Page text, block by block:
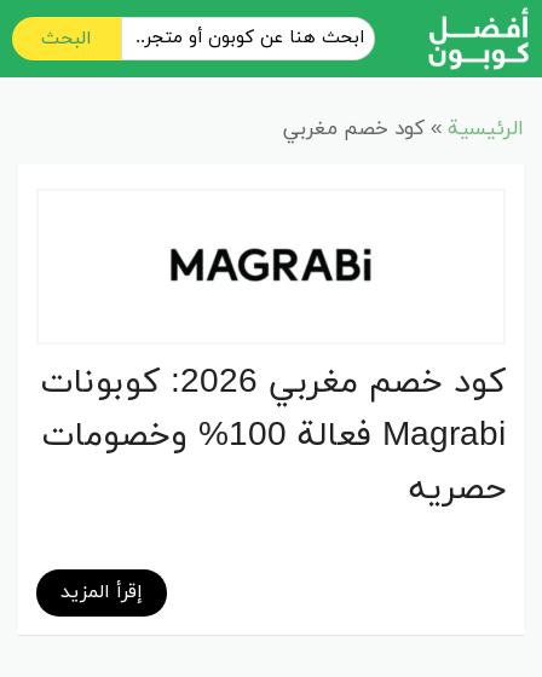
البحث
الرئيسية » كود خصم مغربي
إقرأ المزيد
كود خصم مغربي 2026: كوبونات
Magrabi فعالة 100% وخصومات
حصريه